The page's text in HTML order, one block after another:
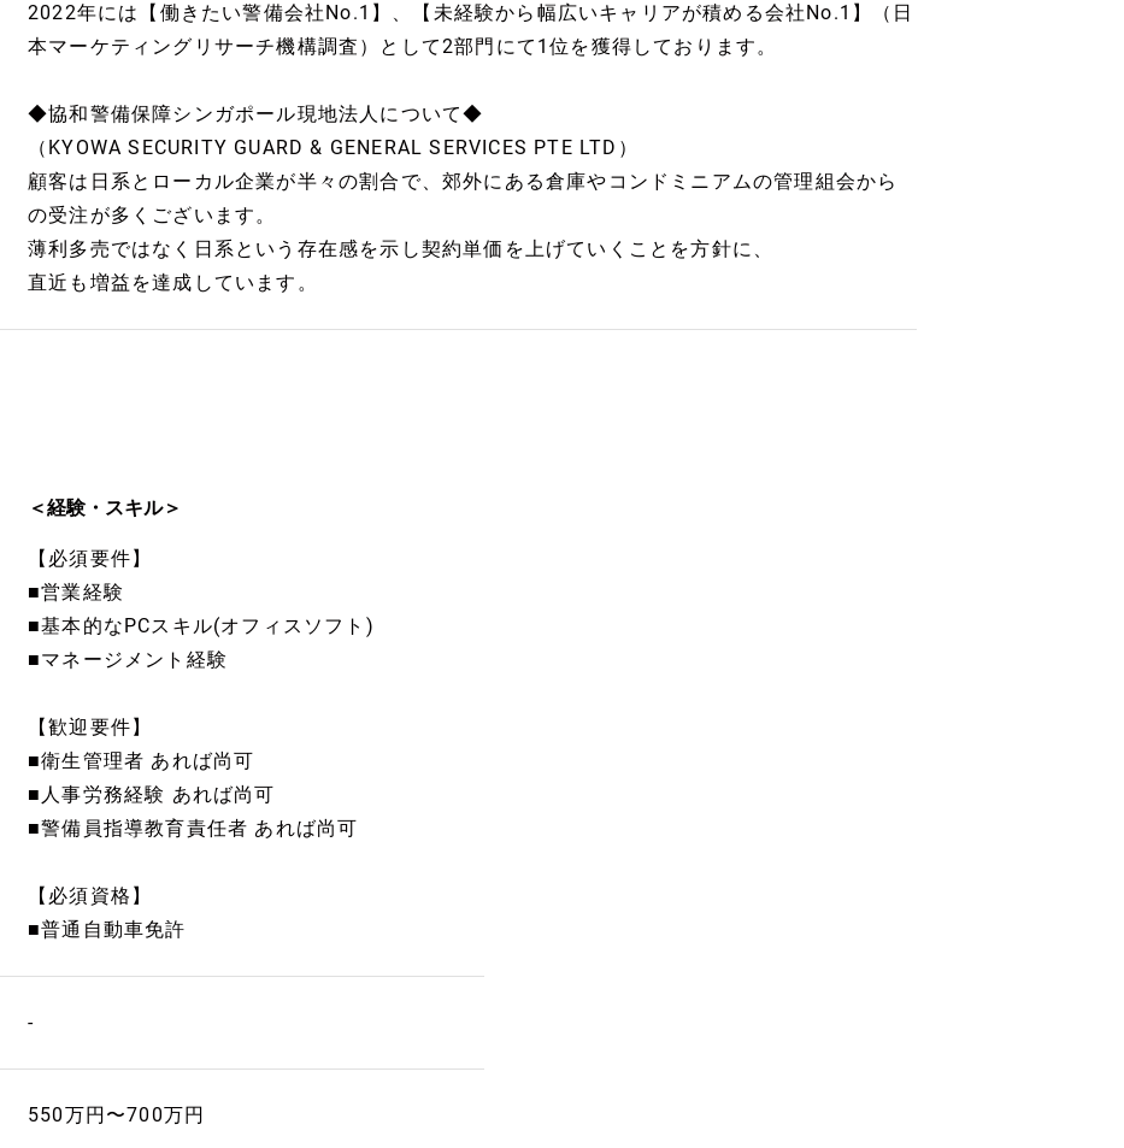
2022年には【働きたい警備会社No.1】、【未経験から幅広いキャリアが積める会社No.1】（日
本マーケティングリサーチ機構調査）として2部門にて1位を獲得しております。
◆協和警備保障シンガポール現地法人について◆
（KYOWA SECURITY GUARD & GENERAL SERVICES PTE LTD）
顧客は日系とローカル企業が半々の割合で、郊外にある倉庫やコンドミニアムの管理組会から
の受注が多くございます。
薄利多売ではなく日系という存在感を示し契約単価を上げていくことを方針に、
直近も増益を達成しています。
＜経験・スキル＞
【必須要件】
■営業経験
■基本的なPCスキル(オフィスソフト)
■マネージメント経験
【歓迎要件】
■衛生管理者 あれば尚可
■人事労務経験 あれば尚可
■警備員指導教育責任者 あれば尚可
【必須資格】
■普通自動車免許
-
550万円〜700万円